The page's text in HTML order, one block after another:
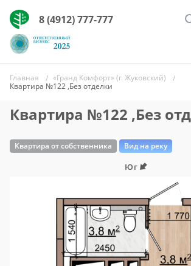
8 (4912) 777-777
Главная
«Гранд Комфорт» (г. Жуковский)
Квартира №122 ,Без отделки
Квартира №122 ,Без
Квартира от собственника Вид на реку
Юг